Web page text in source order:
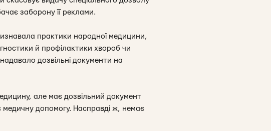
заборону її реклами.
практики народної медицини,
й профілактики хвороб чи
дозвільні документи на
але має дозвільний документ
допомогу. Насправді ж, немає